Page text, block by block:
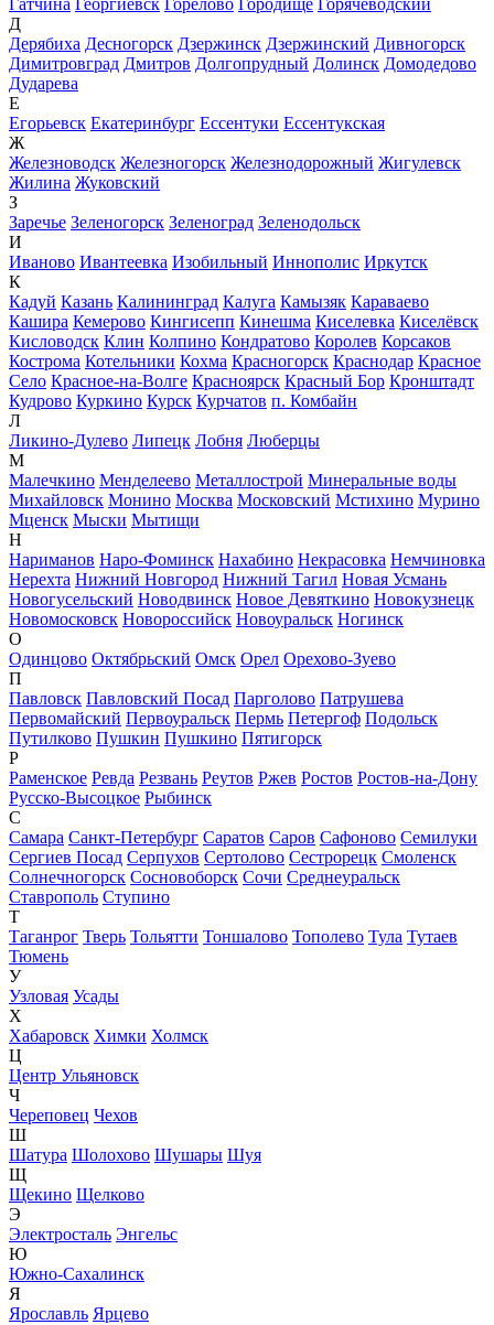
Гатчина Георгиевск Горелово Городище Горячеводский
Д
Дерябиха Десногорск Дзержинск Дзержинский Дивногорск
Димитровград Дмитров Долгопрудный Долинск Домодедово
Дударева
Е
Егорьевск Екатеринбург Ессентуки Ессентукская
Ж
Железноводск Железногорск Железнодорожный Жигулевск
Жилина Жуковский
З
Заречье Зеленогорск Зеленоград Зеленодольск
И
Иваново Ивантеевка Изобильный Иннополис Иркутск
К
Кадуй Казань Калининград Калуга Камызяк Караваево
Кашира Кемерово Кингисепп Кинешма Киселевка Киселёвск
Кисловодск Клин Колпино Кондратово Королев Корсаков
Кострома Котельники Кохма Красногорск Краснодар Красное
Село Красное-на-Волге Красноярск Красный Бор Кронштадт
Кудрово Куркино Курск Курчатов п. Комбайн
Л
Ликино-Дулево Липецк Лобня Люберцы
М
Малечкино Менделеево Металлострой Минеральные воды
Михайловск Монино Москва Московский Мстихино Мурино
Мценск Мыски Мытищи
Н
Нариманов Наро-Фоминск Нахабино Некрасовка Немчиновка
Нерехта Нижний Новгород Нижний Тагил Новая Усмань
Новогусельский Новодвинск Новое Девяткино Новокузнецк
Новомосковск Новороссийск Новоуральск Ногинск
О
Одинцово Октябрьский Омск Орел Орехово-Зуево
П
Павловск Павловский Посад Парголово Патрушева
Первомайский Первоуральск Пермь Петергоф Подольск
Путилково Пушкин Пушкино Пятигорск
Р
Раменское Ревда Резвань Реутов Ржев Ростов Ростов-на-Дону
Русско-Высоцкое Рыбинск
С
Самара Санкт-Петербург Саратов Саров Сафоново Семилуки
Сергиев Посад Серпухов Сертолово Сестрорецк Смоленск
Солнечногорск Сосновоборск Сочи Среднеуральск
Ставрополь Ступино
Т
Таганрог Тверь Тольятти Тоншалово Тополево Тула Тутаев
Тюмень
У
Узловая Усады
Х
Хабаровск Химки Холмск
Ц
Центр Ульяновск
Ч
Череповец Чехов
Ш
Шатура Шолохово Шушары Шуя
Щ
Щекино Щелково
Э
Электросталь Энгельс
Ю
Южно-Сахалинск
Я
Ярославль Ярцево